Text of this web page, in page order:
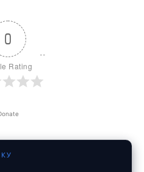
0
Rating